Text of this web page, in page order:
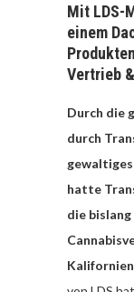
Mit LDS-
einem
Vertrieb
Durch die
durch
hatte
die